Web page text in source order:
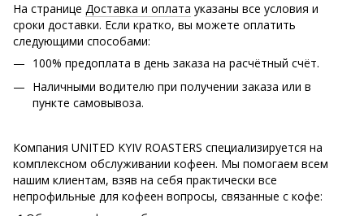
На странице Доставка и оплата указаны все условия и
сроки доставки. Если кратко, вы можете оплатить
следующими способами:
100% предоплата в день заказа на расчётный счёт.
Наличными водителю при получении заказа или в
пункте самовывоза.
Компания UNITED KYIV ROASTERS специализируется на
комплексном обслуживании кофеен. Мы помогаем всем
нашим клиентам, взяв на себя практически все
непрофильные для кофеен вопросы, связанные с кофе: